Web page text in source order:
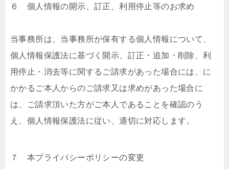
６ 個⼈情報の開⽰、訂正、利⽤停⽌等のお求め
当事務所は、当事務所が保有する個⼈情報について、
個⼈情報保護法に基づく開⽰、訂正・追加・削除、利
⽤停⽌・消去等に関するご請求があった場合には、に
かかるご本⼈からのご請求⼜は求めがあった場合に
は、ご請求頂いた⽅がご本⼈であることを確認のう
え、個⼈情報保護法に従い、適切に対応します。
７ 本プライバシーポリシーの変更